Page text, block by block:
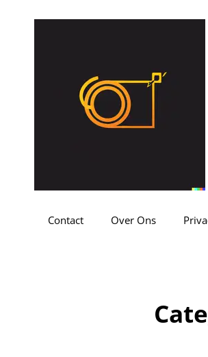
Contact Over Ons